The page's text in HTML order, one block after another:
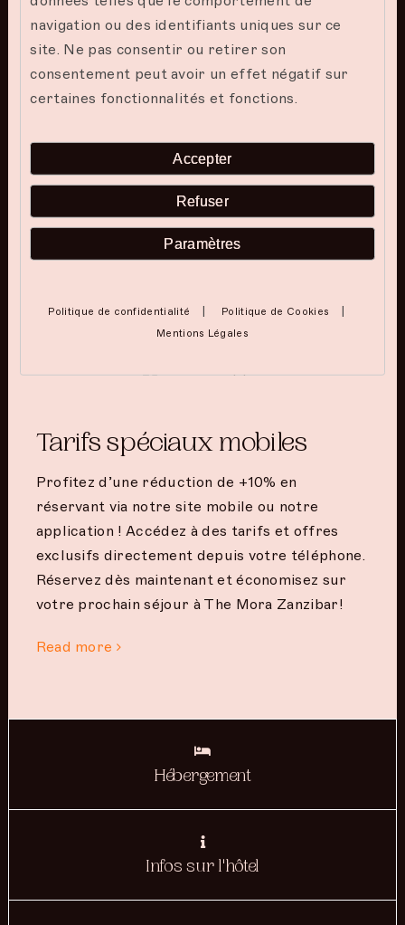
Célébrez votre amour
pour tous les couples souhaitant se retrouver
et créer des souvenirs inoubliables. Profitez
d’un dîner romantique et de soins de spa
relaxants dans le cadre serein de The Mora
Tarifs spéciaux mobiles
Profitez d’une réduction de +10% en
réservant via notre site mobile ou notre
application ! Accédez à des tarifs et offres
exclusifs directement depuis votre téléphone.
Réservez dès maintenant et économisez sur
votre prochain séjour à The Mora Zanzibar!
Read more
Hébergement
Infos sur l'hôtel
navigation ou des identifiants uniques sur ce
site. Ne pas consentir ou retirer son
consentement peut avoir un effet négatif sur
certaines fonctionnalités et fonctions.
Accepter
Refuser
Paramètres
Politique de confidentialité | Politique de Cookies |
Mentions Légales